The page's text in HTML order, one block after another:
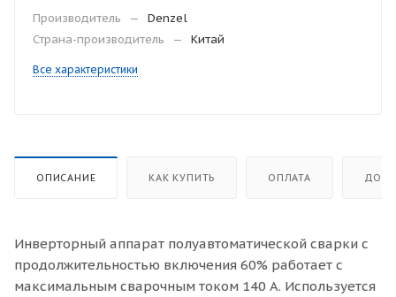
Производитель —
Denzel
Страна-производитель
— Китай
Все характеристики
ОПИСАНИЕ КАК КУПИТЬ ОПЛАТА
Инверторный аппарат полуавтоматической сварки с
продолжительностью включения 60% работает с
максимальным сварочным током 140 А. Используется